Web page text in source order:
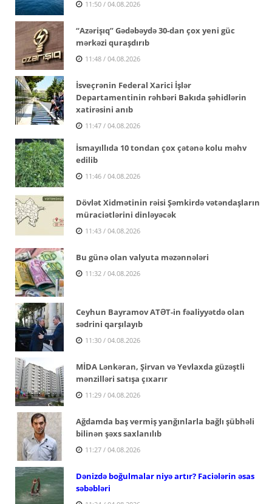
11:50 / 04.08.2026
“Azərişıq” Gədəbəydə 30-dan çox yeni güc
mərkəzi quraşdırıb
11:48 / 04.08.2026
İsveçrənin Federal Xarici İşlər
Departamentinin rəhbəri Bakıda şəhidlərin
xatirəsini anıb
11:47 / 04.08.2026
İsmayıllıda 10 tondan çox çətənə kolu məhv
edilib
11:46 / 04.08.2026
Dövlət Xidmətinin rəisi Şəmkirdə vətəndaşların
müraciətlərini dinləyəcək
11:43 / 04.08.2026
Bu günə olan valyuta məzənnələri
11:32 / 04.08.2026
Ceyhun Bayramov ATƏT-in fəaliyyətdə olan
sədrini qarşılayıb
11:30 / 04.08.2026
MİDA Lənkəran, Şirvan və Yevlaxda güzəştli
mənzilləri satışa çıxarır
11:29 / 04.08.2026
Ağdamda baş vermiş yanğınlarla bağlı şübhəli
bilinən şəxs saxlanılıb
11:27 / 04.08.2026
Dənizdə boğulmalar niyə artır? Faciələrin əsas
səbəbləri